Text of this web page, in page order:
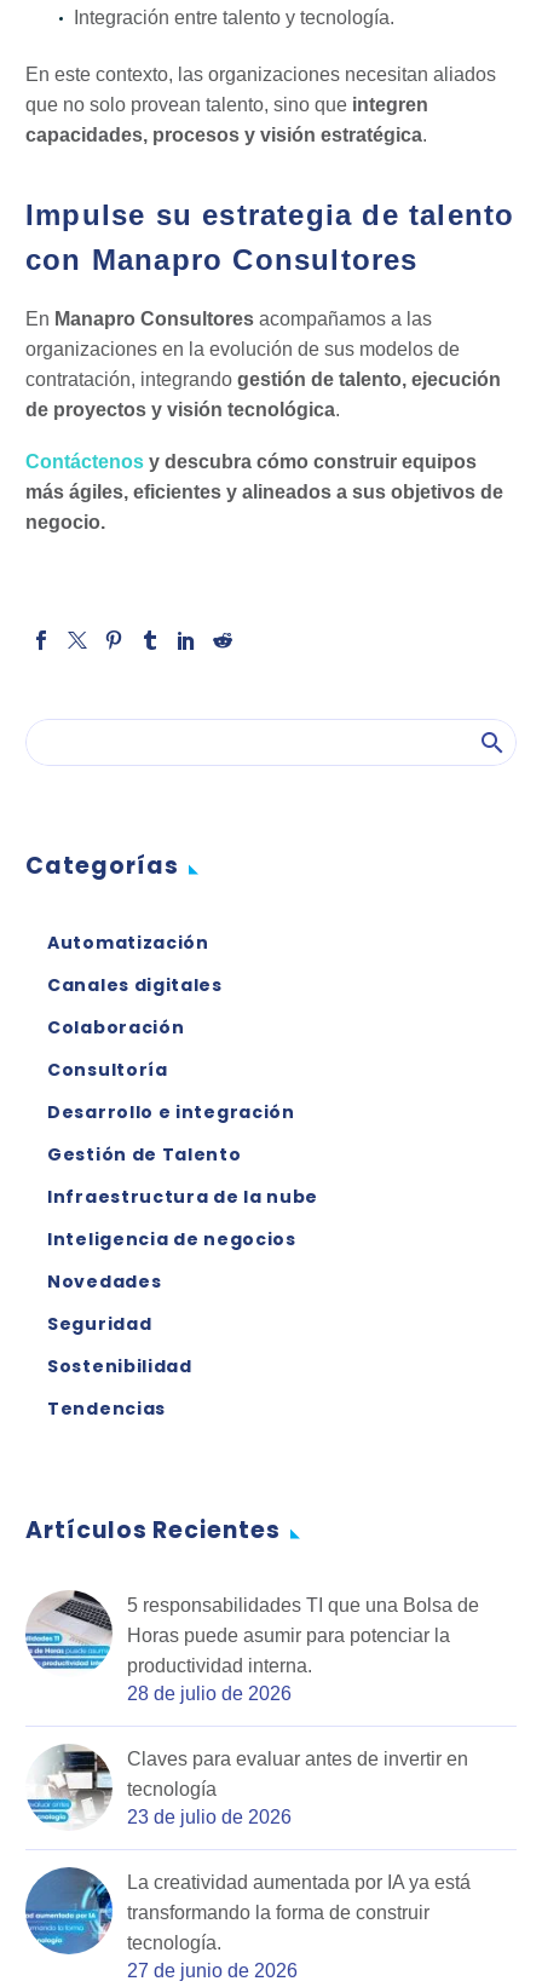
Integración entre talento y tecnología.
En este contexto, las organizaciones necesitan aliados
que no solo provean talento, sino que integren
capacidades, procesos y visión estratégica.
Impulse su estrategia de talento
con Manapro Consultores
En Manapro Consultores acompañamos a las
organizaciones en la evolución de sus modelos de
contratación, integrando gestión de talento, ejecución
de proyectos y visión tecnológica.
Contáctenos y descubra cómo construir equipos
más ágiles, eficientes y alineados a sus objetivos de
negocio.
Categorías
Automatización
Canales digitales
Colaboración
Consultoría
Desarrollo e integración
Gestión de Talento
Infraestructura de la nube
Inteligencia de negocios
Novedades
Seguridad
Sostenibilidad
Tendencias
Artículos Recientes
5 responsabilidades TI que una Bolsa de
Horas puede asumir para potenciar la
productividad interna.
28 de julio de 2026
Claves para evaluar antes de invertir en
tecnología
23 de julio de 2026
La creatividad aumentada por IA ya está
transformando la forma de construir
tecnología.
27 de junio de 2026